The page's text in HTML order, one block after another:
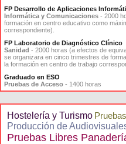
FP Desarrollo de Aplicaciones
Informática y Comunicaciones - 2000
formación en centro educativo como
correspondiente).
FP Laboratorio de Diagnóstico Clínico
Sanidad - 2000 horas (a efectos de
se organizara en cinco trimestres de
la formación en centro de trabajo
Graduado en ESO
Pruebas de Acceso - 1400 horas
Hostelería y Turismo
Producción de
Pruebas Libres